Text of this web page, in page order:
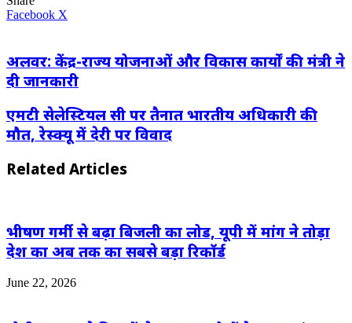
Facebook X
अलवर: केंद्र-राज्य योजनाओं और विकास कार्यों की मंत्री ने
दी जानकारी
एमटी सेलेस्टियल सी पर तैनात भारतीय अधिकारी की
मौत, रेस्क्यू में देरी पर विवाद
Related Articles
भीषण गर्मी से बढ़ा बिजली का लोड, यूपी में मांग ने तोड़ा
देश का अब तक का सबसे बड़ा रिकॉर्ड
June 22, 2026